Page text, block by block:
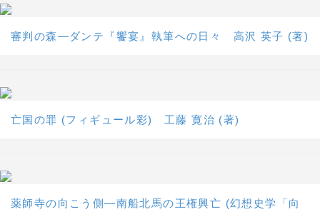
審判の森―ダンテ『饗宴』執筆への日々 高沢 英子 (著)
亡国の罪 (フィギュール彩) 工藤 寛治 (著)
薬師寺の向こう側―南船北馬の王権興亡 (幻想史学「向